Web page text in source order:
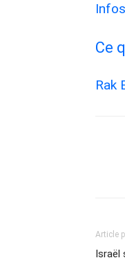
Ce
Rak
Article
Israël